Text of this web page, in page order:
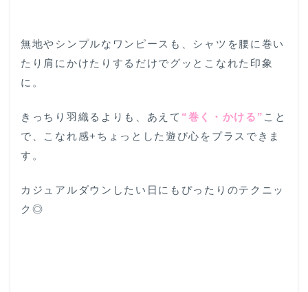
無地やシンプルなワンピースも、シャツを腰に巻い
たり肩にかけたりするだけでグッとこなれた印象
に。
きっちり羽織るよりも、あえて “巻く・かける” こと
で、こなれ感+ちょっとした遊び心をプラスできま
す。
カジュアルダウンしたい日にもぴったりのテクニッ
ク◎